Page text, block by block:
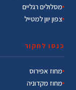
מסלולים רגליים
צפון יוון למטייל
כנסו לחקור
מחוז אפירוס
מחוז מקדוניה